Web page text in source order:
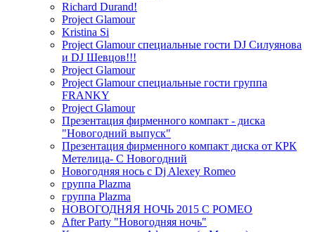
Richard Durand!
Project Glamour
Kristina Si
Project Glamour специальные гости DJ Силуянова
и DJ Шевцов!!!
Project Glamour
Project Glamour специальные гости группа
FRANKY
Project Glamour
Презентация фирменного компакт - диска
"Новогодний выпуск"
Презентация фирменного компакт диска от КРК
Метелица- С Новогодний
Новогодняя нось с Dj Alexey Romeo
группа Plazma
группа Plazma
НОВОГОДНЯЯ НОЧЬ 2015 C РОМЕО
After Party "Новогодняя ночь"